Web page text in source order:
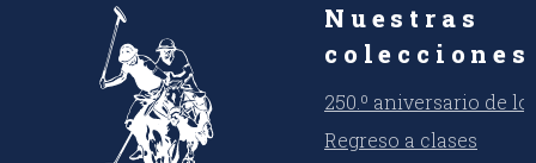
Nuestras
colecciones
250.º aniversario de
Regreso a clases